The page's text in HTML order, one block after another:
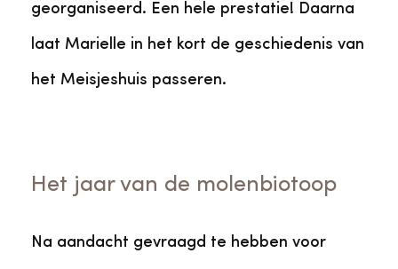
georganiseerd. Een hele prestatie! Daarna
laat Marielle in het kort de geschiedenis van
het Meisjeshuis passeren.
Het jaar van de molenbiotoop
Na aandacht gevraagd te hebben voor